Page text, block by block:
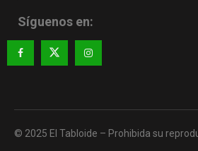
Síguenos en:
© 2025 El Tabloide – Prohibida su